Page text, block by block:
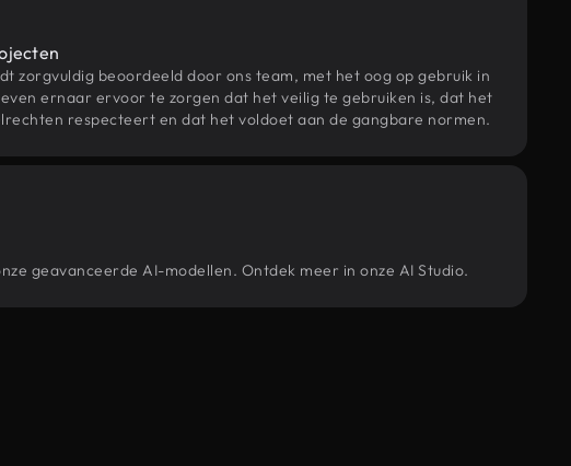
zorgvuldig beoordeeld door ons team, met het oog op gebruik in
ernaar ervoor te zorgen dat het veilig te gebruiken is, dat het
respecteert en dat het voldoet aan de gangbare normen.
geavanceerde AI-modellen. Ontdek meer in onze AI Studio.